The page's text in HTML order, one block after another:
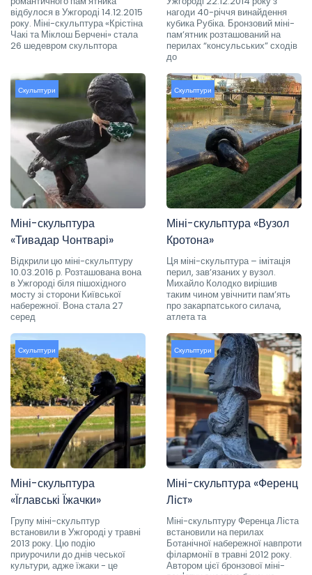
відбулося в Ужгороді 14.12.2015
року. Міні-скульптура «Крістіна
Чакі та Міклош Берчені» стала
26 шедевром скульптора
нагоди 40-річчя винайдення
кубика Рубіка. Бронзовий міні-
пам’ятник розташований на
перилах “консульських” сходів
до
Скульптури
Міні-скульптура
«Тивадар Чонтварі»
Відкрили цю міні-скульптуру
10.03.2016 р. Розташована вона
в Ужгороді біля пішохідного
мосту зі сторони Київської
набережної. Вона стала 27
серед
Скульптури
Міні-скульптура «Вузол
Кротона»
Ця міні-скульптура – імітація
перил, зав’язаних у вузол.
Михайло Колодко вирішив
таким чином увічнити пам’ять
про закарпатського силача,
атлета та
Скульптури
Міні-скульптура
«Їглавські Їжачки»
Групу міні-скульптур
встановили в Ужгороді у травні
2013 року. Цю подію
приурочили до днів чеської
культури, адже їжаки - це
Скульптури
Міні-скульптура «Ференц
Ліст»
Міні-скульптуру Ференца Ліста
встановили на перилах
Ботанічної набережної навпроти
філармонії в травні 2012 року.
Автором цієї бронзової міні-